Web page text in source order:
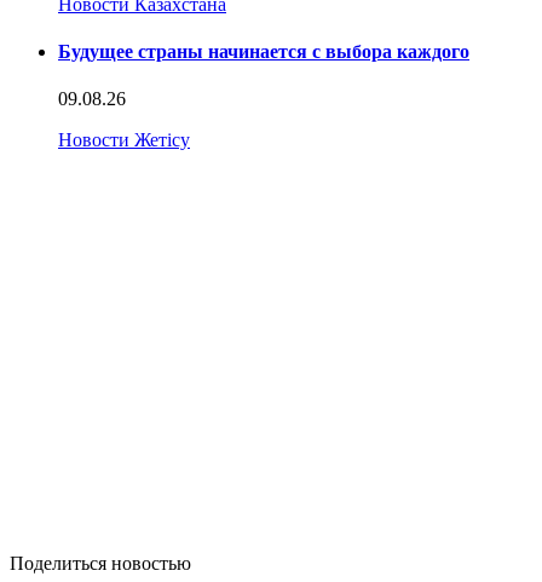
Будущее страны начинается с выбора каждого
09.08.26
Новости Жетісу
Поделиться новостью